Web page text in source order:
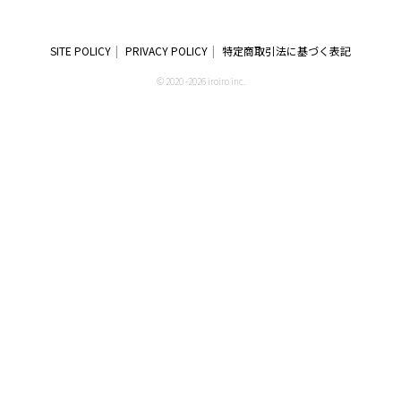
SITE POLICY PRIVACY POLICY 特定商取引法に基づく表記
© 2020 -2026 iroiro inc.